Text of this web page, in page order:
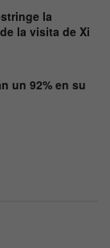
la
la visita de Xi
un 92% en su